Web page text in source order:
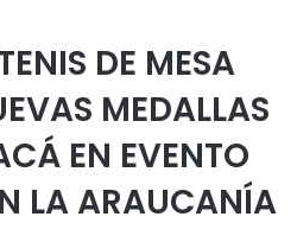
DE MESA
MEDALLAS
EN EVENTO
LA ARAUCANÍA